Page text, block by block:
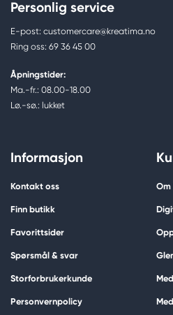
Personlig service
E-post: customercare@kreatima.no
Ring oss: 69 36 45 00
Åpningstider:
Ma.-fr.: 08.00-18.00
Lø.-sø.: lukket
Informasjon
Kontakt oss
Finn butikk
Favorittsider
Spørsmål & svar
Storforbrukerkunde
Personvernpolicy
Om